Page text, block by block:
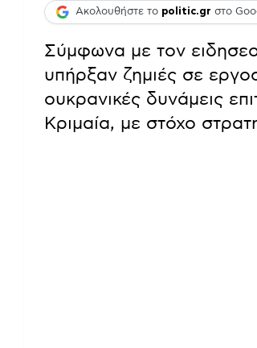
Ακολουθήστε το politic.gr στο
Σύμφωνα με τον
υπήρξαν ζημιές σε
ουκρανικές δυνάμεις
Κριμαία, με στόχο